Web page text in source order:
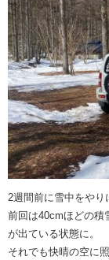
2週間前に雪中をやり
前回は40cmほどの積
が出ている状態に。
それでも快晴の空に